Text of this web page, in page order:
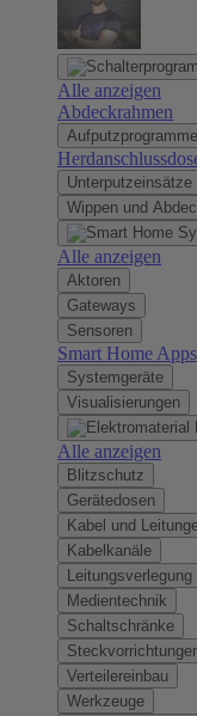
Alle anzeigen
Abdeckrahmen
Aufputzprogramme
Unterputzeinsätze
Wippen und
Alle anzeigen
Aktoren
Gateways
Sensoren
Smart Home Apps
Systemgeräte
Visualisierungen
Alle anzeigen
Blitzschutz
Gerätedosen
Kabel und
Kabelkanäle
Leitungsverlegung
Medientechnik
Schaltschränke
Verteilereinbau
Werkzeuge